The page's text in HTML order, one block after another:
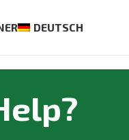
DEUTSCH